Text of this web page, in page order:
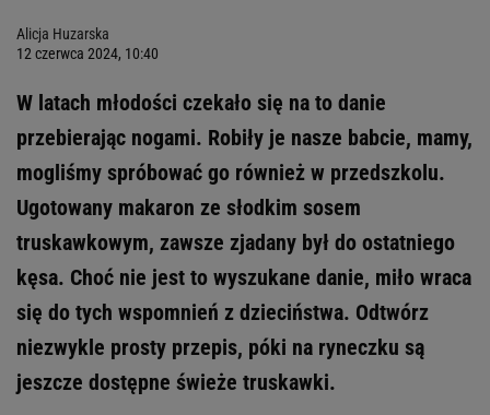
Alicja Huzarska
12 czerwca 2024, 10:40
W latach młodości czekało się na to danie
przebierając nogami. Robiły je nasze babcie, mamy,
mogliśmy spróbować go również w przedszkolu.
Ugotowany makaron ze słodkim sosem
truskawkowym, zawsze zjadany był do ostatniego
kęsa. Choć nie jest to wyszukane danie, miło wraca
się do tych wspomnień z dzieciństwa. Odtwórz
niezwykle prosty przepis, póki na ryneczku są
jeszcze dostępne świeże truskawki.